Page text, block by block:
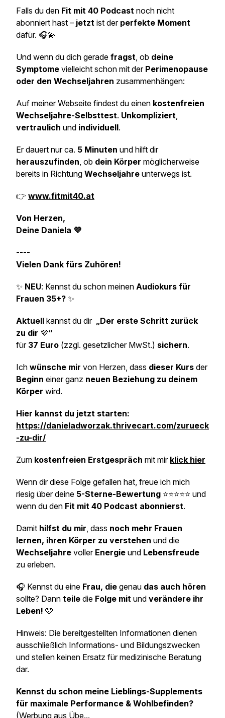
Falls du den Fit mit 40 Podcast noch nicht
abonniert hast – jetzt ist derperfekte Moment
dafür. 🎧💫
Und wenn du dich gerade fragst, ob deine
Symptome vielleicht schon mit der Perimenopause
oder den Wechseljahren zusammenhängen:
Auf meiner Webseite findest du einen kostenfreien
Wechseljahre-Selbsttest. Unkompliziert,
vertraulich und individuell.
Er dauert nur ca. 5 Minuten und hilft dir
herauszufinden, ob dein Körper möglicherweise
bereits in Richtung Wechseljahre unterwegs ist.
👉 www.fitmit40.at
Von Herzen,
Deine Daniela 💜
----
Vielen Dank fürs Zuhören!
✨ NEU: Kennst du schon meinen Audiokurs für
Frauen 35+? ✨
Aktuell kannst du dir „Der erste Schritt zurück
zu dir 💜“
für 37 Euro (zzgl. gesetzlicher MwSt.) sichern.
Ich wünsche mir von Herzen, dass dieser Kurs der
Beginn einer ganz neuen Beziehung zu deinem
Körper wird.
Hier kannst du jetzt starten:
https://danieladworzak.thrivecart.com/zurueck
-zu-dir/
Zum kostenfreien Erstgespräch mit mir klick hier
Wenn dir diese Folge gefallen hat, freue ich mich
riesig über deine 5-Sterne-Bewertung ⭐⭐⭐⭐⭐ und
wenn du den Fit mit 40 Podcast abonnierst.
Damit hilfst du mir, dass noch mehr Frauen
lernen, ihren Körper zu verstehen und die
Wechseljahre voller Energie und Lebensfreude
zu erleben.
🎧 Kennst du eine Frau, die genau das auch hören
sollte? Dann teile die Folge mit und verändere ihr
Leben! 🩷
Hinweis: Die bereitgestellten Informationen dienen
ausschließlich Informations- und Bildungszwecken
und stellen keinen Ersatz für medizinische Beratung
dar.
Kennst du schon meine Lieblings-Supplements
für maximale Performance & Wohlbefinden?
(Werbung aus Übe...